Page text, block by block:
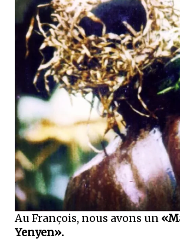
Au François, nous avons un
Yenyen».